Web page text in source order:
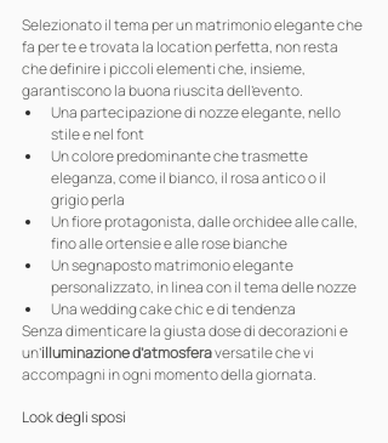
Selezionato il tema per un matrimonio elegante che
fa per te e trovata la location perfetta, non resta
che definire i piccoli elementi che, insieme,
garantiscono la buona riuscita dell’evento.
Una partecipazione di nozze elegante, nello
stile e nel font
Un colore predominante che trasmette
eleganza, come il bianco, il rosa antico o il
grigio perla
Un fiore protagonista, dalle orchidee alle calle,
fino alle ortensie e alle rose bianche
Un segnaposto matrimonio elegante
personalizzato, in linea con il tema delle nozze
Una wedding cake chic e di tendenza
Senza dimenticare la giusta dose di decorazioni e
un’illuminazione d’atmosfera versatile che vi
accompagni in ogni momento della giornata.
Look degli sposi